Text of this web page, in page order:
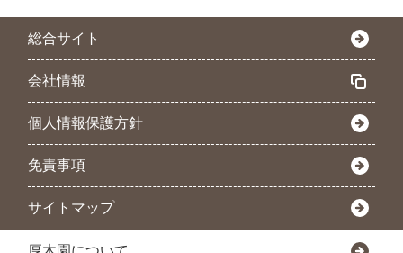
総合サイト
会社情報
個人情報保護方針
免責事項
サイトマップ